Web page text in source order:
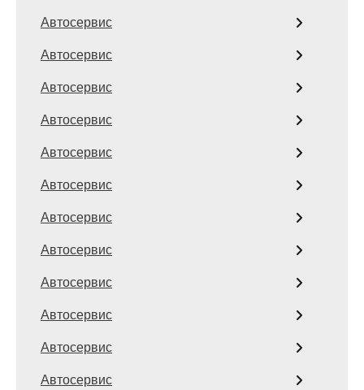
Автосервис
Автосервис
Автосервис
Автосервис
Автосервис
Автосервис
Автосервис
Автосервис
Автосервис
Автосервис
Автосервис
Автосервис